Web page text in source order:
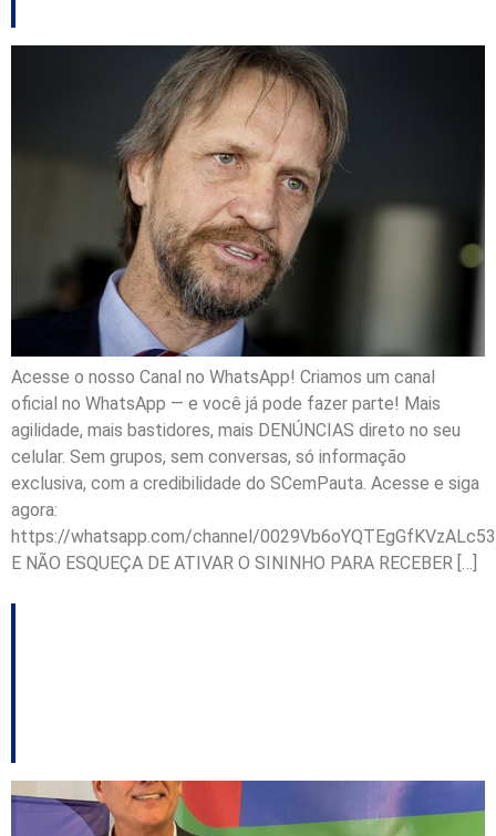
Acesse o nosso Canal no WhatsApp! Criamos um canal
oficial no WhatsApp — e você já pode fazer parte! Mais
agilidade, mais bastidores, mais DENÚNCIAS direto no seu
celular. Sem grupos, sem conversas, só informação
exclusiva, com a credibilidade do SCemPauta. Acesse e siga
agora:
https://whatsapp.com/channel/
E NÃO ESQUEÇA DE ATIVAR O SININHO PARA RECEBER […]